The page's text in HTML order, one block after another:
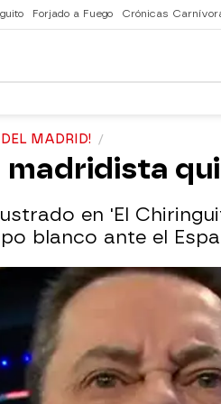
Forjado a Fuego Crónicas
MADRID!
madridista
en 'El
blanco ante el